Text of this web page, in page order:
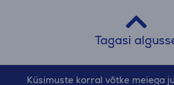
löögisageduse jälgimise täpsuse
kellad on suurepärased
jälgimiseks. Polari kellad on eriti
kuna pakuvad detailset
Tagasi
Küsimuste korral võtke meiega